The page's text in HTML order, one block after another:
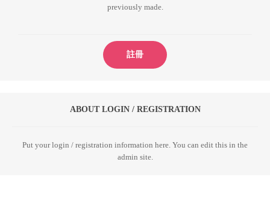
previously made.
註冊
ABOUT LOGIN / REGISTRATION
Put your login / registration information here. You can edit this in the
admin site.